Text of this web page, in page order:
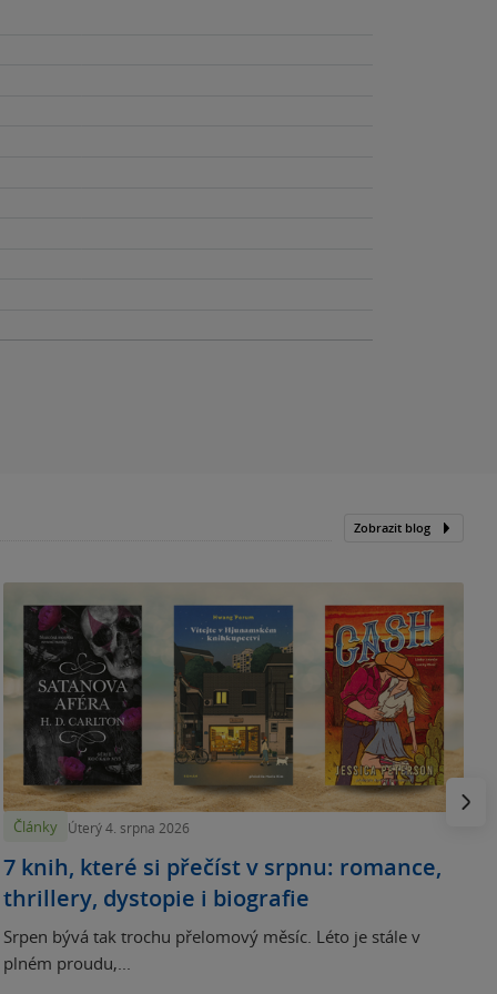
Zobrazit blog
Články Úterý 4. srpna 2026
7 knih, které si přečíst v srpnu: romance,
thrillery, dystopie i biografie
Srpen bývá tak trochu přelomový měsíc. Léto je stále v
plném proudu,...